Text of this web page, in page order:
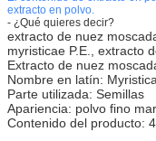
extracto en polvo.
- ¿Qué quieres decir?
extracto de nuez
myristicae P.E., extracto
Extracto de nuez
Nombre en latín:
Parte utilizada: Semillas
Apariencia: polvo fino
Contenido del producto: